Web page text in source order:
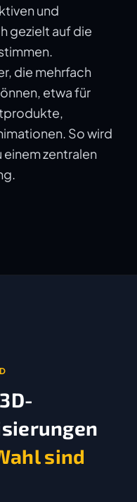
und
gezielt auf die
die mehrfach
etwa für
So wird
zentralen
sind